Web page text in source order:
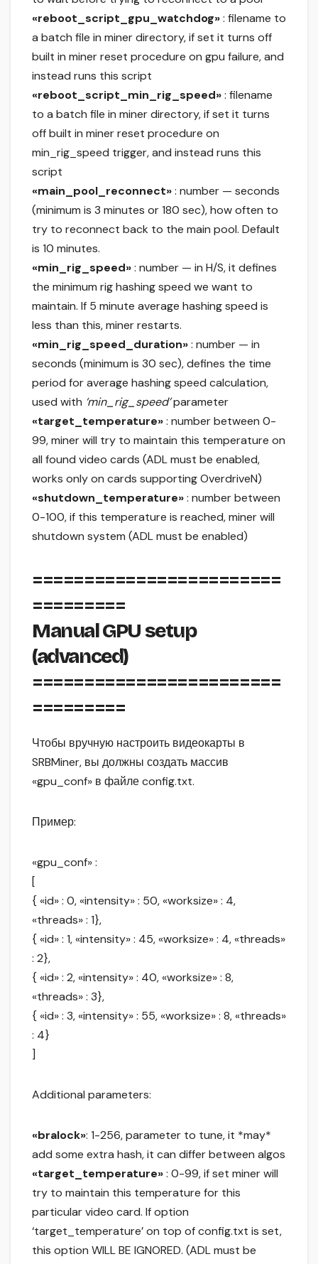
«reboot_script_gpu_watchdog»: filename to
a batch file in miner directory, if set it turns off
built in miner reset procedure on gpu failure, and
instead runs this script
«reboot_script_min_rig_speed»: filename
to a batch file in miner directory, if set it turns
off built in miner reset procedure on
min_rig_speed trigger, and instead runs this
script
«main_pool_reconnect»: number — seconds
(minimum is 3 minutes or 180 sec), how often to
try to reconnect back to the main pool. Default
is 10 minutes.
«min_rig_speed»: number — in H/S, it defines
the minimum rig hashing speed we want to
maintain. If 5 minute average hashing speed is
less than this, miner restarts.
«min_rig_speed_duration»: number — in
seconds (minimum is 30 sec), defines the time
period for average hashing speed calculation,
used with ‘min_rig_speed’parameter
«target_temperature»: number between 0-
99, miner will try to maintain this temperature on
all found video cards (ADL must be enabled,
works only on cards supporting OverdriveN)
«shutdown_temperature»: number between
0-100, if this temperature is reached, miner will
shutdown system (ADL must be enabled)
========================
=========
Manual GPU setup
(advanced)
========================
=========
Чтобы вручную настроить видеокарты в
SRBMiner, вы должны создать массив
«gpu_conf» в файле config.txt.
Пример:
«gpu_conf» :
[
{ «id» : 0, «intensity» : 50, «worksize» : 4,
«threads» : 1},
{ «id» : 1, «intensity» : 45, «worksize» : 4, «threads»
: 2},
{ «id» : 2, «intensity» : 40, «worksize» : 8,
«threads» : 3},
{ «id» : 3, «intensity» : 55, «worksize» : 8, «threads»
: 4}
]
Additional parameters:
«bralock»: 1-256, parameter to tune, it *may*
add some extra hash, it can differ between algos
«target_temperature»: 0-99, if set miner will
try to maintain this temperature for this
particular video card. If option
‘target_temperature’ on top of config.txt is set,
this option WILL BE IGNORED. (ADL must be